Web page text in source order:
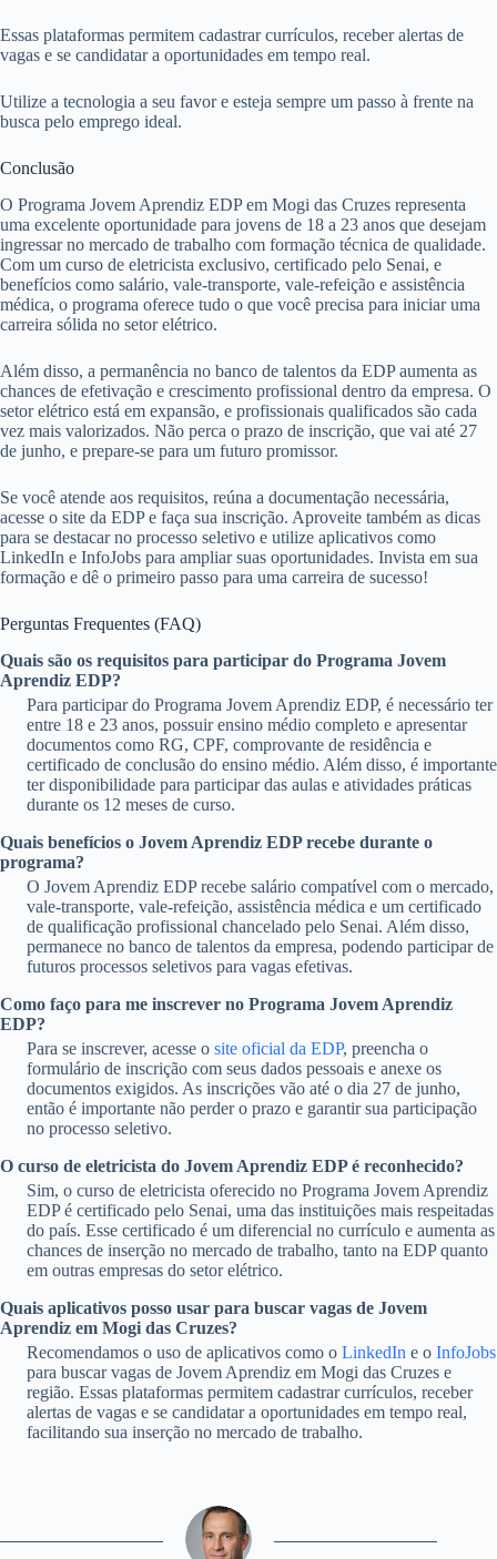
Essas plataformas permitem cadastrar currículos, receber alertas de
vagas e se candidatar a oportunidades em tempo real.
Utilize a tecnologia a seu favor e esteja sempre um passo à frente na
busca pelo emprego ideal.
Conclusão
O Programa Jovem Aprendiz EDP em Mogi das Cruzes representa
uma excelente oportunidade para jovens de 18 a 23 anos que desejam
ingressar no mercado de trabalho com formação técnica de qualidade.
Com um curso de eletricista exclusivo, certificado pelo Senai, e
benefícios como salário, vale-transporte, vale-refeição e assistência
médica, o programa oferece tudo o que você precisa para iniciar uma
carreira sólida no setor elétrico.
Além disso, a permanência no banco de talentos da EDP aumenta as
chances de efetivação e crescimento profissional dentro da empresa. O
setor elétrico está em expansão, e profissionais qualificados são cada
vez mais valorizados. Não perca o prazo de inscrição, que vai até 27
de junho, e prepare-se para um futuro promissor.
Se você atende aos requisitos, reúna a documentação necessária,
acesse o site da EDP e faça sua inscrição. Aproveite também as dicas
para se destacar no processo seletivo e utilize aplicativos como
LinkedIn e InfoJobs para ampliar suas oportunidades. Invista em sua
formação e dê o primeiro passo para uma carreira de sucesso!
Perguntas Frequentes (FAQ)
Quais são os requisitos para participar do Programa Jovem
Aprendiz EDP?
Para participar do Programa Jovem Aprendiz EDP, é necessário ter
entre 18 e 23 anos, possuir ensino médio completo e apresentar
documentos como RG, CPF, comprovante de residência e
certificado de conclusão do ensino médio. Além disso, é importante
ter disponibilidade para participar das aulas e atividades práticas
durante os 12 meses de curso.
Quais benefícios o Jovem Aprendiz EDP recebe durante o
programa?
O Jovem Aprendiz EDP recebe salário compatível com o mercado,
vale-transporte, vale-refeição, assistência médica e um certificado
de qualificação profissional chancelado pelo Senai. Além disso,
permanece no banco de talentos da empresa, podendo participar de
futuros processos seletivos para vagas efetivas.
Como faço para me inscrever no Programa Jovem Aprendiz
EDP?
Para se inscrever, acesse o site oficial da EDP, preencha o
formulário de inscrição com seus dados pessoais e anexe os
documentos exigidos. As inscrições vão até o dia 27 de junho,
então é importante não perder o prazo e garantir sua participação
no processo seletivo.
O curso de eletricista do Jovem Aprendiz EDP é reconhecido?
Sim, o curso de eletricista oferecido no Programa Jovem Aprendiz
EDP é certificado pelo Senai, uma das instituições mais respeitadas
do país. Esse certificado é um diferencial no currículo e aumenta as
chances de inserção no mercado de trabalho, tanto na EDP quanto
em outras empresas do setor elétrico.
Quais aplicativos posso usar para buscar vagas de Jovem
Aprendiz em Mogi das Cruzes?
Recomendamos o uso de aplicativos como o LinkedIn e o InfoJobs
para buscar vagas de Jovem Aprendiz em Mogi das Cruzes e
região. Essas plataformas permitem cadastrar currículos, receber
alertas de vagas e se candidatar a oportunidades em tempo real,
facilitando sua inserção no mercado de trabalho.